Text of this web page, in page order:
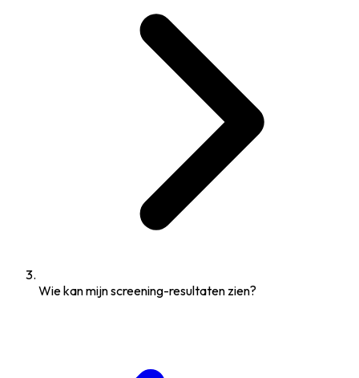
Wie kan mijn screening-resultaten zien?